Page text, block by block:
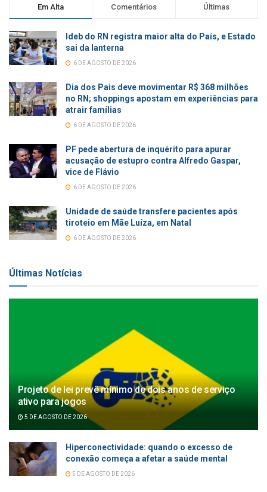
Em Alta Comentários Últimas
Ideb do RN registra maior alta do País, e Estado
sai da lanterna
6 DE AGOSTO DE 2026
Dia dos Pais deve movimentar R$ 368 milhões
no RN; shoppings apostam em experiências para
atrair famílias
6 DE AGOSTO DE 2026
PF pede abertura de inquérito para apurar
acusação de estupro contra Alfredo Gaspar,
vice de Flávio
6 DE AGOSTO DE 2026
Unidade de saúde transfere pacientes após
tiroteio em Mãe Luíza, em Natal
6 DE AGOSTO DE 2026
Últimas Notícias
Projeto de lei prevê mínimo de dois anos de serviço
ativo para jogos
5 DE AGOSTO DE 2026
Hiperconectividade: quando o excesso de
conexão começa a afetar a saúde mental
5 DE AGOSTO DE 2026